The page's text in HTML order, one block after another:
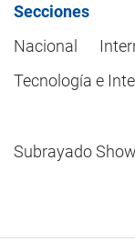
Secciones
Nacional
Tecnología e
Subrayado Show